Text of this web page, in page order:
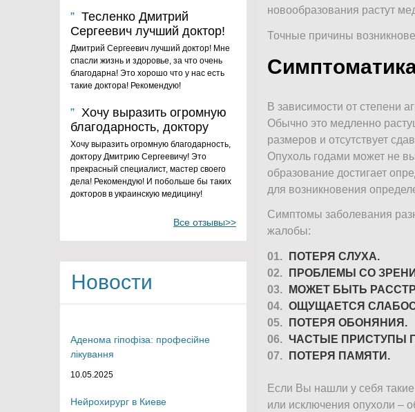
Тесленко Дмитрий
Сергеевич лучший доктор!
Дмитрий Сергеевич лучший доктор! Мне
спасли жизнь и здоровье, за что очень
благодарна! Это хорошо что у нас есть
такие доктора! Рекомендую!
Хочу выразить огромную
благодарность, доктору
Хочу выразить огромную благодарность,
доктору Дмитрию Сергеевичу! Это
прекрасный специалист, мастер своего
дела! Рекомендую! И побольше бы таких
докторов в украинскую медицину!
Все отзывы>>
Новости
Аденома гіпофіза: професійне
лікування
10.05.2025
Нейрохирург в Киеве
новообразования растут
Точные причины
В зависимости от степени
Обычно это медленно
размеров и отсутствует
Опухоль годами может не
образование достигает
для возникновения
Симптомы заболевания
жалобы:
ПОТЕРЯ СЛУХА.
ПРОБЛЕМЫ СО
МОЖЕТ БЫТЬ
ОЩУЩАЕТСЯ
ПОТЕРЯ ОБОНЯНИЯ.
ЧАСТЫЕ ПРИСТУПЫ
ПОТЕРЯ ПАМЯТИ.
Если Вы нашли у себя
или исключения опухоли –